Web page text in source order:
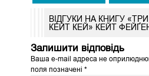
ВІДГУКИ НА КНИГУ
КЕЙТ КЕЙ» КЕЙТ
Залишити відповідь
Ваша e-mail адреса не
поля позначені *